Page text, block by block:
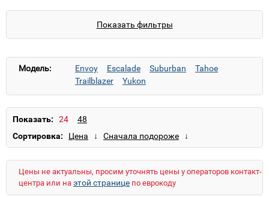
Показать фильтры
Модель: Envoy Escalade Suburban
Tahoe
Trailblazer
Yukon
Показать:
Сортировка:
Цены не актуальны, просим уточнять цены у операторов контакт-
центра или на этой странице по еврокоду